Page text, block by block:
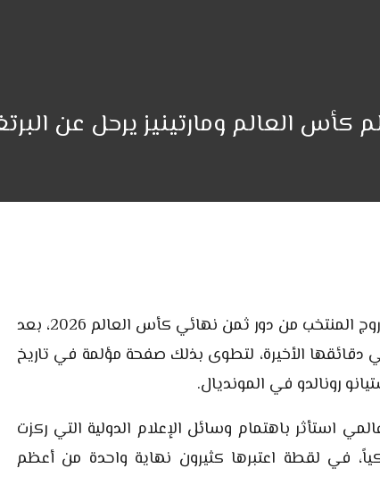
كأس العالم ومارتينيز يرحل عن
خيمت أجواء من الحزن والأسى على الشارع البرتغالي عقب خروج المنتخب من دور ثمن نهائي كأس العالم 2026، بعد
الأخيرة، لتطوى بذلك صفحة مؤلمة في تاريخ
رونالدو في المونديال.
استأثر باهتمام وسائل الإعلام الدولية التي ركزت
في لقطة اعتبرها كثيرون نهاية واحدة من أعظم